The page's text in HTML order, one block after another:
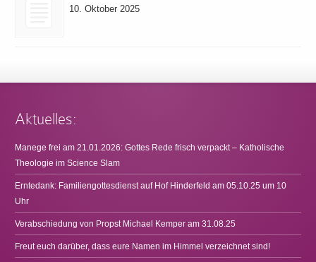
10. Oktober 2025
Aktuelles:
Manege frei am 21.01.2026: Gottes Rede frisch verpackt – Katholische
Theologie im Science Slam
Erntedank: Familiengottesdienst auf Hof Hinderfeld am 05.10.25 um 10
Uhr
Verabschiedung von Propst Michael Kemper am 31.08.25
Freut euch darüber, dass eure Namen im Himmel verzeichnet sind!